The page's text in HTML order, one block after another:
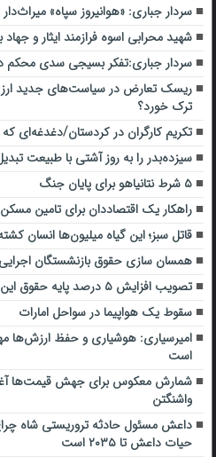
سردار جباری: «هوانیروز سپاه»
شهید محرابی اسوه فرازمند ایثار و جهاد
سردار جباری:تفکر بسیجی سدی محکم
ریسک تعارض در سیاست‌های جدید ارزی؛
ترک خورد؟
تکریم کارگران در کردستان/دغدغه‌ای که
سیزده‌بدر را به روز آشتی با طبیعت
۵ شرط نتانیاهو برای پایان جنگ
راهکار یک اقتصاددان برای تامین مسکن
قاتل سبز؛ این گیاه میلیون‌ها انسان
همسان سازی حقوق بازنشستگان
تصویب افزایش ۵ درصد پایه حقوق این بازنشستگان + ۱ میلیون تومان
سقوط یک هواپیما در سواحل امارات
امیرسیاری: هوشیاری و حفظ ارزش‌ها
است
شمارش معکوس برای جهش قیمت‌ها
واشنگتن
داعش مسئول حادثه تروریستی شاه
حیات داعش تا ۲۰۳۵ است